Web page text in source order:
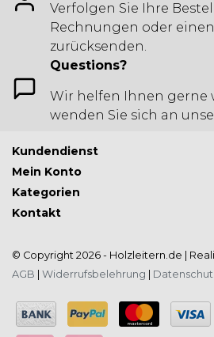
Verfolgen Sie Ihre
Rechnungen oder
zurücksenden.
Questions?
Wir helfen Ihnen gerne
wenden Sie sich an
Kundendienst
Mein Konto
Kategorien
Kontakt
© Copyright 2026 - Holzleitern.de |
AGB
Widerrufsbelehrung